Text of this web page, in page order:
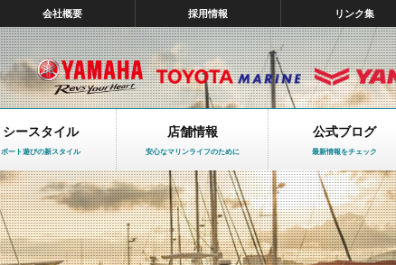
会社概要 採用情報 リンク集
シースタイル
ボート遊びの新スタイル
店舗情報
安心なマリンライフのために
公式ブログ
最新情報をチェック